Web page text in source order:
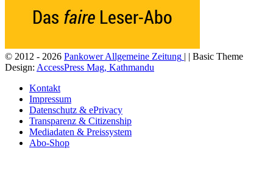
© 2012 - 2026 Pankower Allgemeine Zeitung | | Basic Theme
Design: AccessPress Mag, Kathmandu
Kontakt
Impressum
Datenschutz & ePrivacy
Transparenz & Citizenship
Mediadaten & Preissystem
Abo-Shop